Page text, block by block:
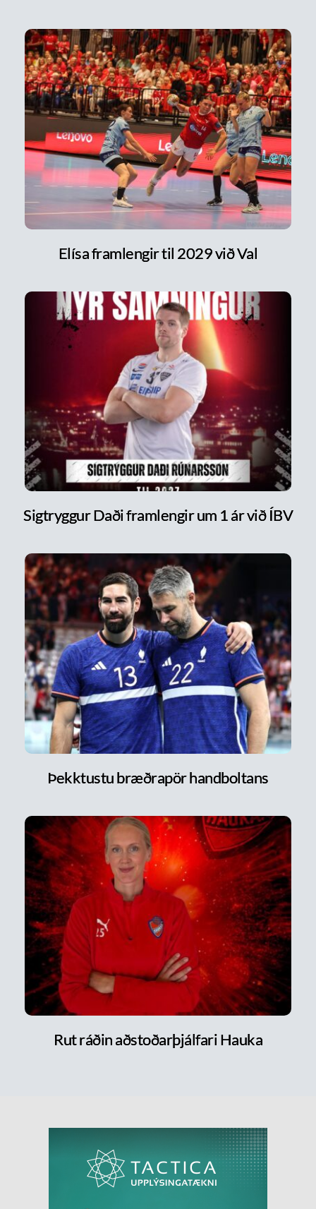
Elísa framlengir til 2029 við Val
Sigtryggur Daði framlengir um 1 ár við ÍBV
Þekktustu bræðrapör handboltans
Rut ráðin aðstoðarþjálfari Hauka